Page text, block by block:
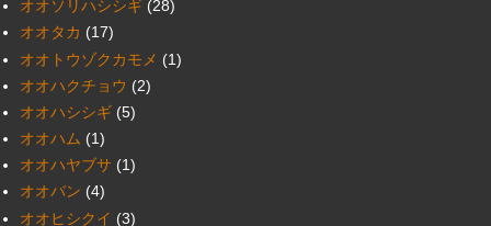
オオソリハシシギ (28)
オオタカ (17)
オオトウゾクカモメ (1)
オオハクチョウ (2)
オオハシシギ (5)
オオハム (1)
オオハヤブサ (1)
オオバン (4)
オオヒシクイ (3)